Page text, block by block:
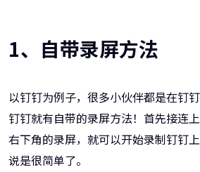
1、自带录屏方法
以钉钉为例子，很多小伙伴都是在钉
钉钉就有自带的录屏方法！首先接连
右下角的录屏，就可以开始录制钉钉
说是很简单了。